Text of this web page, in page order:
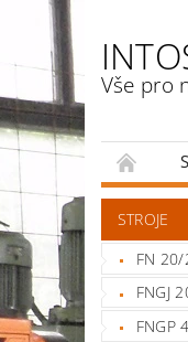
Vše pro
STROJE
FN
FNGJ
FNGP